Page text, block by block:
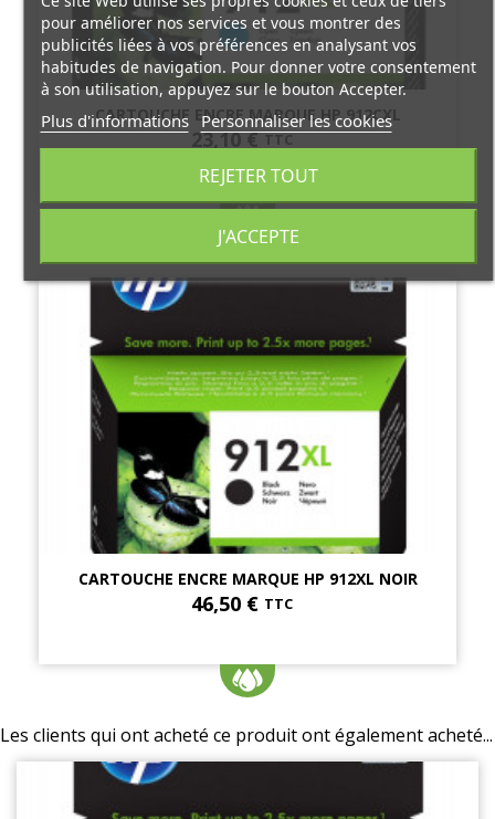
CARTOUCHE ENCRE MARQUE HP 912CXL
23,10 € TTC
CARTOUCHE ENCRE MARQUE HP 912XL NOIR
46,50 € TTC
Les clients qui ont acheté ce produit ont également acheté...
pour améliorer nos services et vous montrer des
publicités liées à vos préférences en analysant vos
habitudes de navigation. Pour donner votre consentement
à son utilisation, appuyez sur le bouton Accepter.
Plus d'informations Personnaliser les cookies
REJETER TOUT
J'ACCEPTE